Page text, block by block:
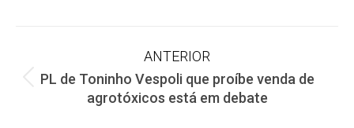
Navegação
de
ANTERIOR
Post
anterior:
PL de Toninho Vespoli que proíbe venda de
agrotóxicos está em debate